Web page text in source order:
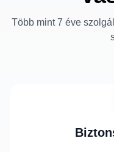
Több mint 7 éve